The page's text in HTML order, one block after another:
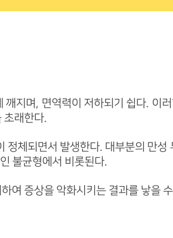
지며, 면역력이 저하되기 쉽다. 이
초래한다.
체되면서 발생한다. 대부분의 만
불균형에서 비롯된다.
여 증상을 악화시키는 결과를 낳을